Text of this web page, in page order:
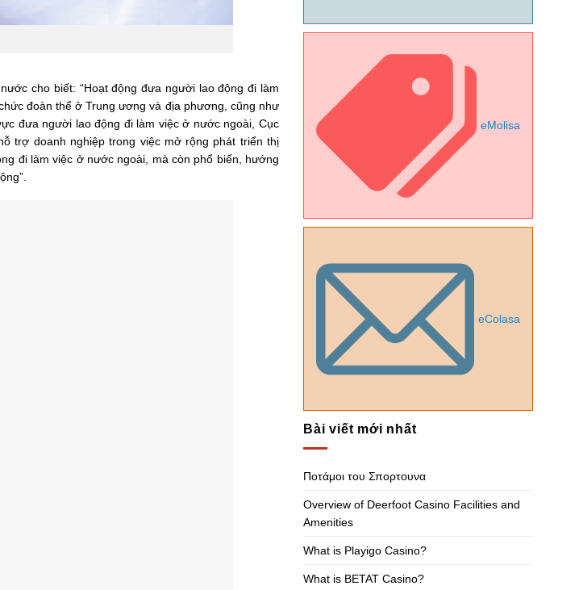
cho biết: “Hoạt động đưa người lao động đi làm
đoàn thể ở Trung ương và địa phương, cũng như
đưa người lao động đi làm việc ở nước ngoài, Cục
trợ doanh nghiệp trong việc mở rộng phát triển thị
đi làm việc ở nước ngoài, mà còn phổ biến, hướng
eMolisa
eColasa
Bài viết mới nhất
Ποτάμοι του Σπορτουνα
Overview of Deerfoot Casino Facilities and
Amenities
What is Playigo Casino?
What is BETAT Casino?